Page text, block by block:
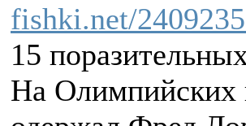
fishki.net/
15
На Олимпийских